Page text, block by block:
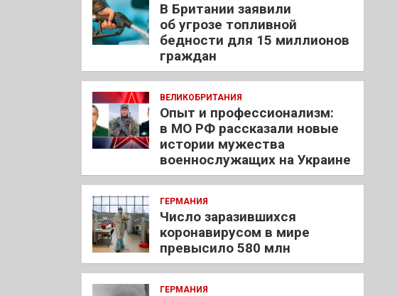
В Британии заявили
об угрозе топливной
бедности для 15 миллионов
граждан
ВЕЛИКОБРИТАНИЯ
Опыт и профессионализм:
в МО РФ рассказали новые
истории мужества
военнослужащих на Украине
ГЕРМАНИЯ
Число заразившихся
коронавирусом в мире
превысило 580 млн
ГЕРМАНИЯ